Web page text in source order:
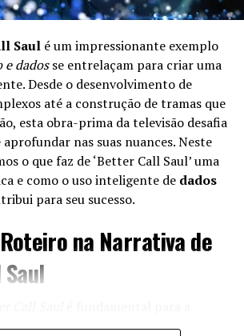
Saulé um impressionante exemplo
dadosse entrelaçam para criar uma
Desde o desenvolvimento de
até a construção de tramas que
esta obra-prima da televisão desafia
aprofundar nas suas nuances. Neste
o que faz de ‘Better Call Saul’ uma
e como o uso inteligente de dados
para seu sucesso.
na Narrativa de
envolvente da série. A escrita é